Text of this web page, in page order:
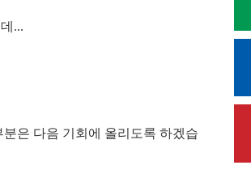
...
은 다음 기회에 올리도록 하겠습